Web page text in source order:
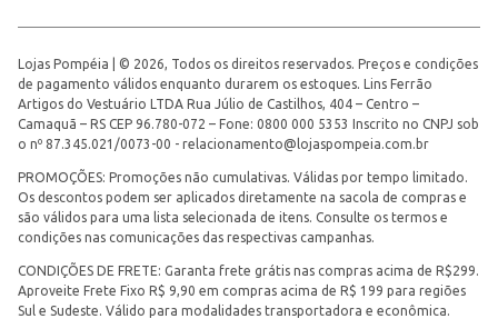
Lojas Pompéia | © 2026, Todos os direitos reservados. Preços e condições
de pagamento válidos enquanto durarem os estoques. Lins Ferrão
Artigos do Vestuário LTDA Rua Júlio de Castilhos, 404 – Centro –
Camaquã – RS CEP 96.780-072 – Fone: 0800 000 5353 Inscrito no CNPJ sob
o nº 87.345.021/0073-00 - relacionamento@lojaspompeia.com.br
PROMOÇÕES: Promoções não cumulativas. Válidas por tempo limitado.
Os descontos podem ser aplicados diretamente na sacola de compras e
são válidos para uma lista selecionada de itens. Consulte os termos e
condições nas comunicações das respectivas campanhas.
CONDIÇÕES DE FRETE: Garanta frete grátis nas compras acima de R$299.
Aproveite Frete Fixo R$ 9,90 em compras acima de R$ 199 para regiões
Sul e Sudeste. Válido para modalidades transportadora e econômica.